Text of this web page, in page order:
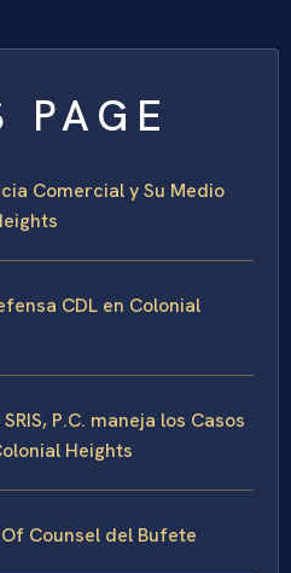
PAGE
Comercial y Su Medio
CDL en Colonial
P.C. maneja los Casos
Heights
Counsel del Bufete